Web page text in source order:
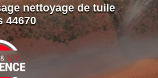
nettoyage de tuile
44670